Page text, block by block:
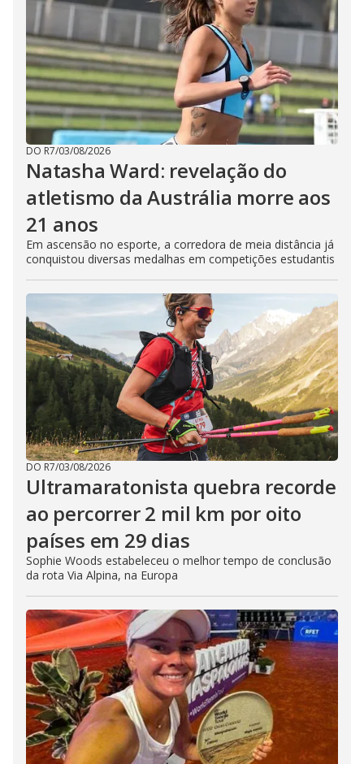
DO R7/03/08/2026
Natasha Ward: revelação do
atletismo da Austrália morre aos
21 anos
Em ascensão no esporte, a corredora de meia distância já
conquistou diversas medalhas em competições estudantis
DO R7/03/08/2026
Ultramaratonista quebra recorde
ao percorrer 2 mil km por oito
países em 29 dias
Sophie Woods estabeleceu o melhor tempo de conclusão
da rota Via Alpina, na Europa